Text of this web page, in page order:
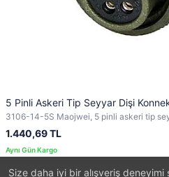
Size daha iyi bir alışveriş
5 Pinli Askeri Tip Seyyar Dişi
3106-14-5S Maojwei, 5 pinli askeri tip
1.440,69 TL